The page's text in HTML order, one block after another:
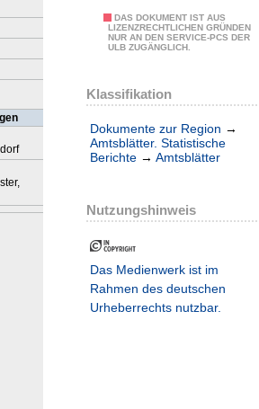
DAS DOKUMENT IST AUS
LIZENZRECHTLICHEN GRÜNDEN
NUR AN DEN SERVICE-PCS DER
ULB ZUGÄNGLICH.
Klassifikation
Dokumente zur Region →
Amtsblätter. Statistische
Berichte → Amtsblätter
Nutzungshinweis
Das Medienwerk ist im
Rahmen des deutschen
Urheberrechts nutzbar.